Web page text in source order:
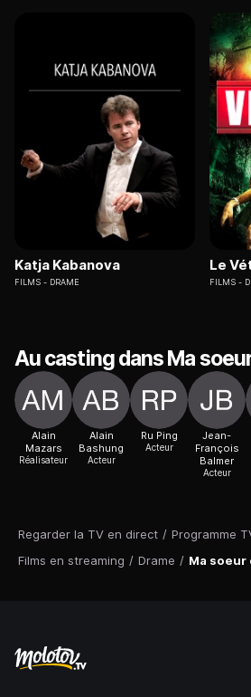
Regarder la TV en direct / Programme
Films en streaming / Drame / Ma soeur
Katja Kabanova
FILMS DRAME
Le
FILMS
Au casting dans Ma
Alain
Mazars
Réalisateur
Alain
Bashung
Acteur
Ru Ping
Acteur
Jean-
François
Balmer
Acteur